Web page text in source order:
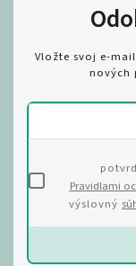
Vložte svoj e-
nových
Pravidlami
výslovný